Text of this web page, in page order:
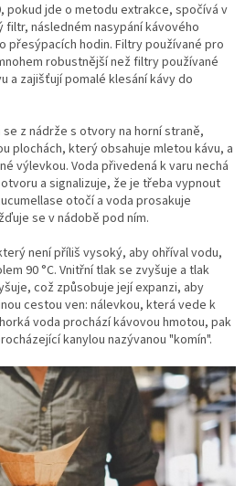
pokud jde o metodu extrakce, spočívá v
následném nasypání kávového
přesýpacích hodin. Filtry používané pro
robustnější než filtry používané
a zajišťují pomalé klesání kávy do
se z nádrže s otvory na horní straně,
plochách, který obsahuje mletou kávu, a
výlevkou. Voda přivedená k varu nechá
a signalizuje, že je třeba vypnout
otočí a voda prosakuje
se v nádobě pod ním.
není příliš vysoký, aby ohříval vodu,
90 °C. Vnitřní tlak se zvyšuje a tlak
což způsobuje její expanzi, aby
cestou ven: nálevkou, která vede k
voda prochází kávovou hmotou, pak
kanylou nazývanou "komín".